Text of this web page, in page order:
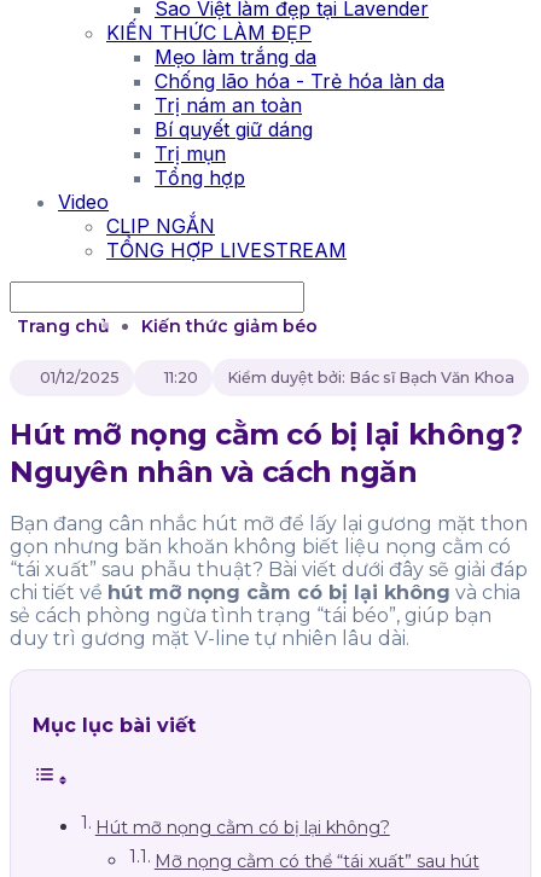
Sao Việt làm đẹp tại Lavender
KIẾN THỨC LÀM ĐẸP
Mẹo làm trắng da
Chống lão hóa - Trẻ hóa làn da
Trị nám an toàn
Bí quyết giữ dáng
Trị mụn
Tổng hợp
Video
CLIP NGẮN
TỔNG HỢP LIVESTREAM
Trang chủ Kiến thức giảm béo
01/12/2025 11:20 Kiểm duyệt bởi: Bác sĩ Bạch Văn Khoa
Hút mỡ nọng cằm có bị lại không?
Nguyên nhân và cách ngăn
Bạn đang cân nhắc hút mỡ để lấy lại gương mặt thon
gọn nhưng băn khoăn không biết liệu nọng cằm có
“tái xuất” sau phẫu thuật? Bài viết dưới đây sẽ giải đáp
chi tiết về hút mỡ nọng cằm có bị lại không và chia
sẻ cách phòng ngừa tình trạng “tái béo”, giúp bạn
duy trì gương mặt V-line tự nhiên lâu dài.
Mục lục bài viết
Hút mỡ nọng cằm có bị lại không?
Mỡ nọng cằm có thể “tái xuất” sau hút